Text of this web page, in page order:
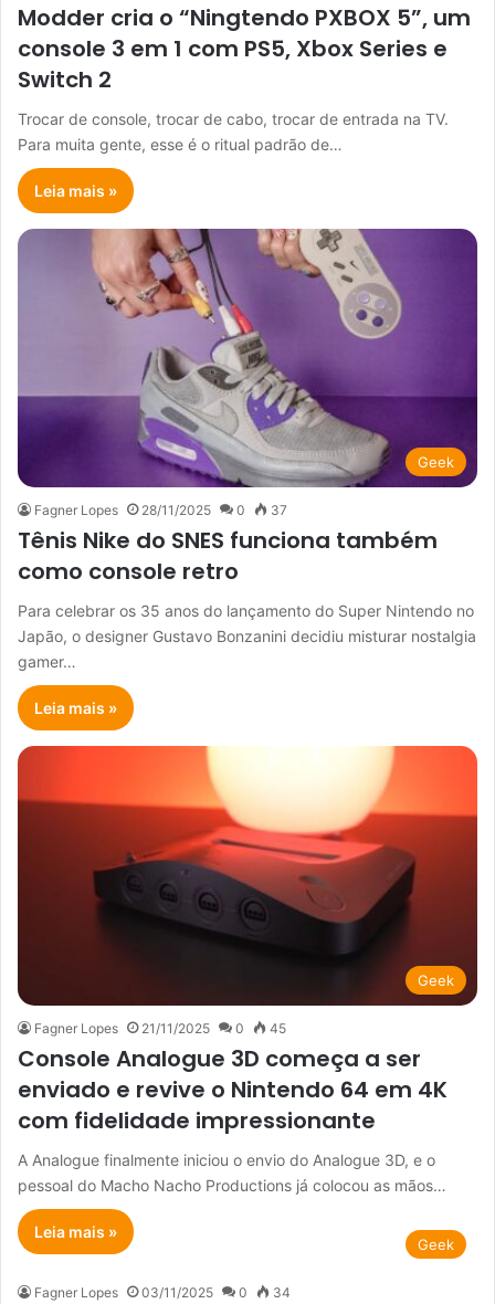
Modder cria o “Ningtendo PXBOX 5”, um
console 3 em 1 com PS5, Xbox Series e
Switch 2
Trocar de console, trocar de cabo, trocar de entrada na TV.
Para muita gente, esse é o ritual padrão de…
Leia mais »
Geek
Fagner Lopes 28/11/2025 0 37
Tênis Nike do SNES funciona também
como console retro
Para celebrar os 35 anos do lançamento do Super Nintendo no
Japão, o designer Gustavo Bonzanini decidiu misturar nostalgia
gamer…
Leia mais »
Geek
Fagner Lopes 21/11/2025 0 45
Console Analogue 3D começa a ser
enviado e revive o Nintendo 64 em 4K
com fidelidade impressionante
A Analogue finalmente iniciou o envio do Analogue 3D, e o
pessoal do Macho Nacho Productions já colocou as mãos…
Leia mais »
Geek
Fagner Lopes 03/11/2025 0 34